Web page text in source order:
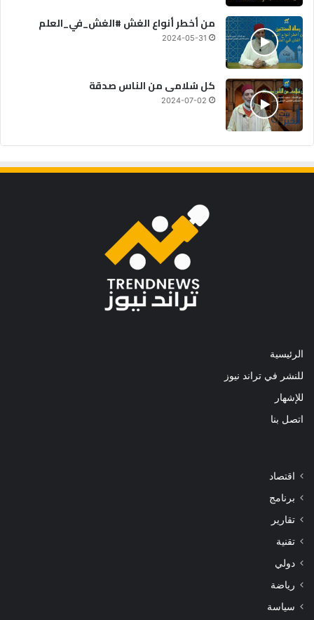
من أخطر أنواع الغش #الغش_في_العلم
2024-05-31
كل سُلامى من الناس صدقة
2024-07-02
الرئيسية
للنشر في تراند نيوز
للإشهار
اتصل بنا
اقتصاد
برنامج
تقارير
تقنية
دولي
رياضة
سياسة